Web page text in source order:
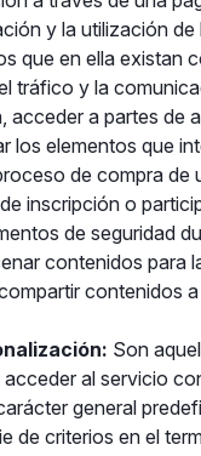
y la utilización de
que en ella existan
tráfico y la
acceder a partes de
los elementos que
de compra de
inscripción o
de seguridad
contenidos para
contenidos
Son
al servicio
general
de criterios en el